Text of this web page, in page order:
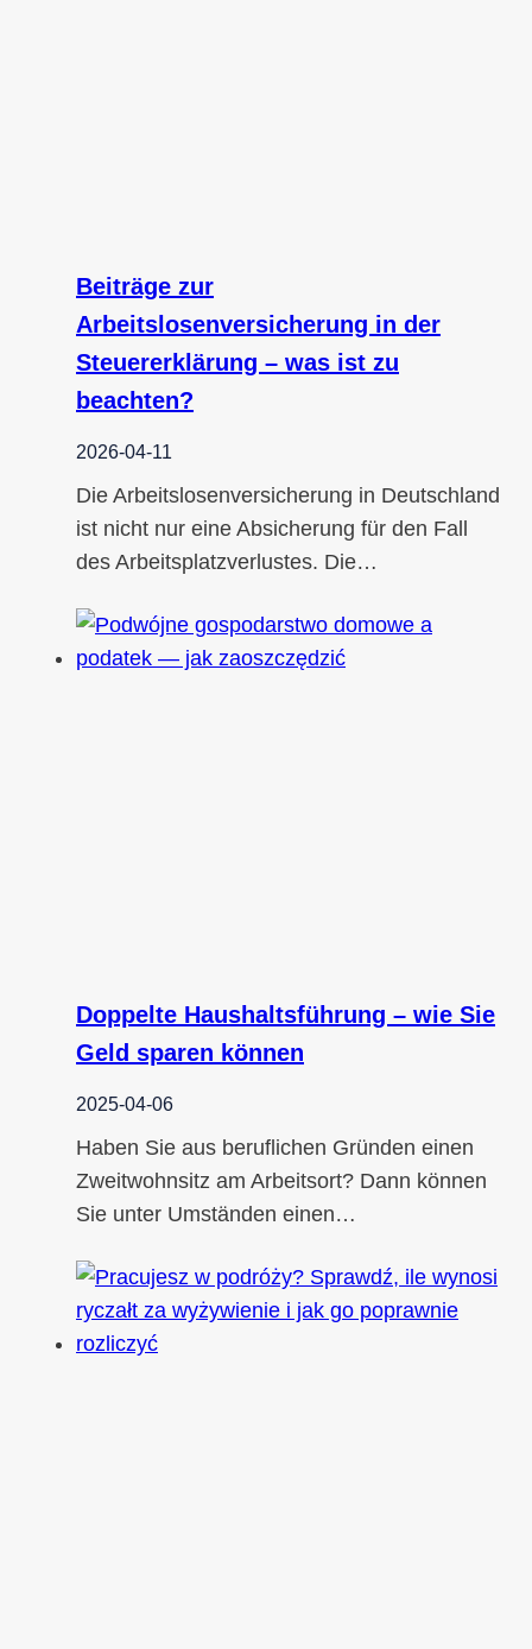
Beiträge zur
Arbeitslosenversicherung in der
Steuererklärung – was ist zu
beachten?
2026-04-11
Die Arbeitslosenversicherung in Deutschland
ist nicht nur eine Absicherung für den Fall
des Arbeitsplatzverlustes. Die…
Doppelte Haushaltsführung – wie Sie
Geld sparen können
2025-04-06
Haben Sie aus beruflichen Gründen einen
Zweitwohnsitz am Arbeitsort? Dann können
Sie unter Umständen einen…